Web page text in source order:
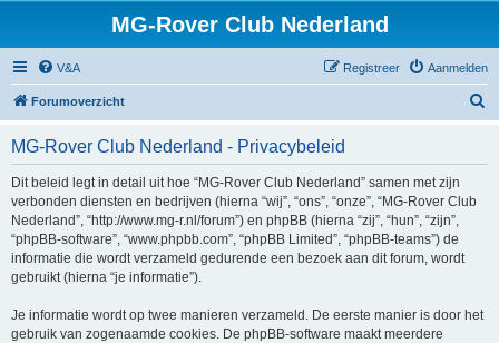
MG-Rover Club Nederland
V&A Aanmelden
Registreer
Forumoverzicht
MG-Rover Club Nederland - Privacybeleid
Dit beleid legt in detail uit hoe “MG-Rover Club Nederland” samen met zijn
verbonden diensten en bedrijven (hierna “wij”, “ons”, “onze”, “MG-Rover Club
Nederland”, “http://www.mg-r.nl/forum”) en phpBB (hierna “zij”, “hun”, “zijn”,
“phpBB-software”, “www.phpbb.com”, “phpBB Limited”, “phpBB-teams”) de
informatie die wordt verzameld gedurende een bezoek aan dit forum, wordt
gebruikt (hierna “je informatie”).
Je informatie wordt op twee manieren verzameld. De eerste manier is door het
gebruik van zogenaamde cookies. De phpBB-software maakt meerdere